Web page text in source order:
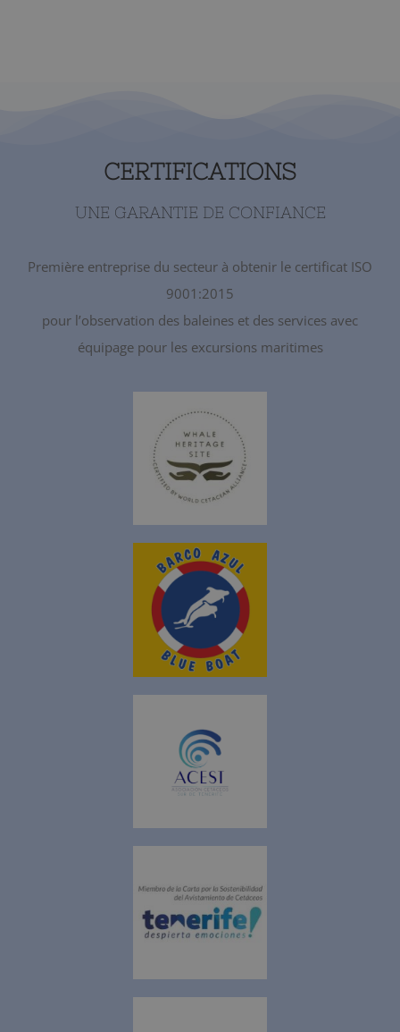
CERTIFICATIONS
UNE GARANTIE DE CONFIANCE
Première entreprise du secteur à obtenir le certificat ISO
9001:2015
pour l’observation des baleines et des services avec
équipage pour les excursions maritimes